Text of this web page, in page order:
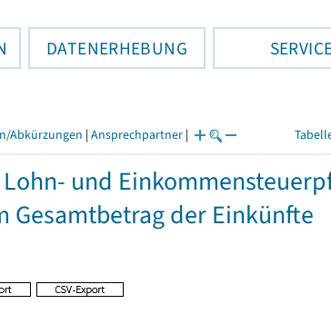
DATENERHEBUNG
Abkürzungen | Ansprechpartner |
und
Gesamtbetrag der Einkünfte